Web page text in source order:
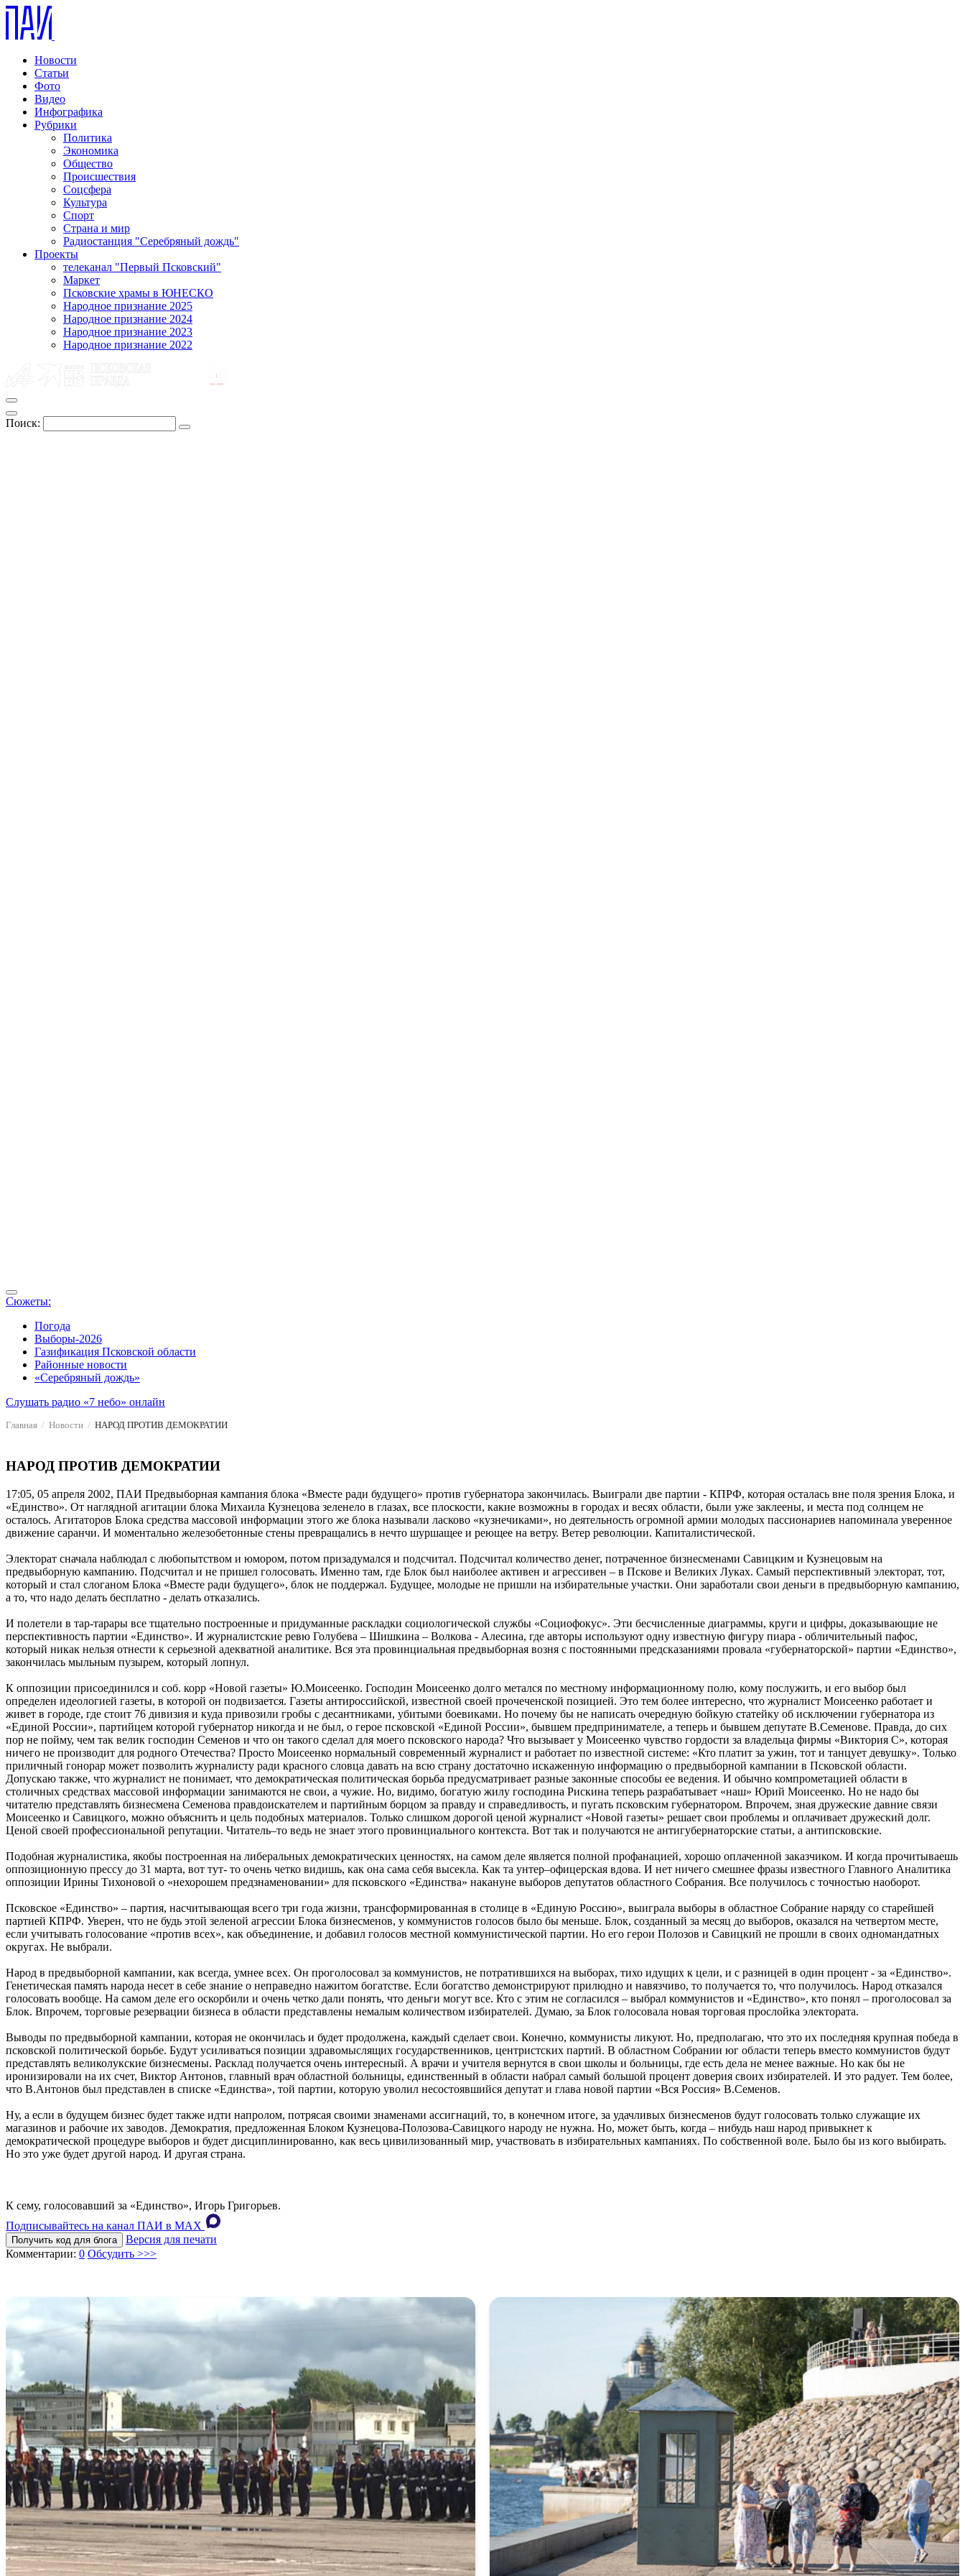
Новости
Статьи
Фото
Видео
Инфографика
Рубрики
Политика
Экономика
Общество
Происшествия
Соцсфера
Культура
Спорт
Страна и мир
Радиостанция "Серебряный дождь"
Проекты
телеканал "Первый Псковский"
Маркет
Псковские храмы в ЮНЕСКО
Народное признание 2025
Народное признание 2024
Народное признание 2023
Народное признание 2022
Поиск:
Сюжеты:
Погода
Выборы-2026
Газификация Псковской области
Районные новости
«Серебряный дождь»
Слушать радио «7 небо» онлайн
Главная Новости НАРОД ПРОТИВ ДЕМОКРАТИИ
НАРОД ПРОТИВ ДЕМОКРАТИИ
17:05, 05 апреля 2002, ПАИ Предвыборная кампания блока «Вместе ради будущего» против губернатора закончилась. Выиграли две партии - КПРФ, которая осталась вне поля зрения Блока, и
«Единство». От наглядной агитации блока Михаила Кузнецова зеленело в глазах, все плоскости, какие возможны в городах и весях области, были уже заклеены, и места под солнцем не
осталось. Агитаторов Блока средства массовой информации этого же блока называли ласково «кузнечиками», но деятельность огромной армии молодых пассионариев напоминала уверенное
движение саранчи. И моментально железобетонные стены превращались в нечто шуршащее и реющее на ветру. Ветер революции. Капиталистической.
Электорат сначала наблюдал с любопытством и юмором, потом призадумался и подсчитал. Подсчитал количество денег, потраченное бизнесменами Савицким и Кузнецовым на
предвыборную кампанию. Подсчитал и не пришел голосовать. Именно там, где Блок был наиболее активен и агрессивен – в Пскове и Великих Луках. Самый перспективный электорат, тот,
который и стал слоганом Блока «Вместе ради будущего», блок не поддержал. Будущее, молодые не пришли на избирательные участки. Они заработали свои деньги в предвыборную кампанию,
а то, что надо делать бесплатно - делать отказались.
И полетели в тар-тарары все тщательно построенные и придуманные раскладки социологической службы «Социофокус». Эти бесчисленные диаграммы, круги и цифры, доказывающие не
перспективность партии «Единство». И журналистские ревю Голубева – Шишкина – Волкова - Алесина, где авторы используют одну известную фигуру пиара - обличительный пафос,
который никак нельзя отнести к серьезной адекватной аналитике. Вся эта провинциальная предвыборная возня с постоянными предсказаниями провала «губернаторской» партии «Единство»,
закончилась мыльным пузырем, который лопнул.
К оппозиции присоединился и соб. корр «Новой газеты» Ю.Моисеенко. Господин Моисеенко долго метался по местному информационному полю, кому послужить, и его выбор был
определен идеологией газеты, в которой он подвизается. Газеты антироссийской, известной своей прочеченской позицией. Это тем более интересно, что журналист Моисеенко работает и
живет в городе, где стоит 76 дивизия и куда привозили гробы с десантниками, убитыми боевиками. Но почему бы не написать очередную бойкую статейку об исключении губернатора из
«Единой России», партийцем которой губернатор никогда и не был, о герое псковской «Единой России», бывшем предпринимателе, а теперь и бывшем депутате В.Семенове. Правда, до сих
пор не пойму, чем так велик господин Семенов и что он такого сделал для моего псковского народа? Что вызывает у Моисеенко чувство гордости за владельца фирмы «Виктория С», которая
ничего не производит для родного Отечества? Просто Моисеенко нормальный современный журналист и работает по известной системе: «Кто платит за ужин, тот и танцует девушку». Только
приличный гонорар может позволить журналисту ради красного словца давать на всю страну достаточно искаженную информацию о предвыборной кампании в Псковской области.
Допускаю также, что журналист не понимает, что демократическая политическая борьба предусматривает разные законные способы ее ведения. И обычно компрометацией области в
столичных средствах массовой информации занимаются не свои, а чужие. Но, видимо, богатую жилу господина Рискина теперь разрабатывает «наш» Юрий Моисеенко. Но не надо бы
читателю представлять бизнесмена Семенова правдоискателем и партийным борцом за правду и справедливость, и пугать псковским губернатором. Впрочем, зная дружеские давние связи
Моисеенко и Савицкого, можно объяснить и цель подобных материалов. Только слишком дорогой ценой журналист «Новой газеты» решает свои проблемы и оплачивает дружеский долг.
Ценой своей профессиональной репутации. Читатель–то ведь не знает этого провинциального контекста. Вот так и получаются не антигубернаторские статьи, а антипсковские.
Подобная журналистика, якобы построенная на либеральных демократических ценностях, на самом деле является полной профанацией, хорошо оплаченной заказчиком. И когда прочитываешь
оппозиционную прессу до 31 марта, вот тут- то очень четко видишь, как она сама себя высекла. Как та унтер–офицерская вдова. И нет ничего смешнее фразы известного Главного Аналитика
оппозиции Ирины Тихоновой о «нехорошем предзнаменовании» для псковского «Единства» накануне выборов депутатов областного Собрания. Все получилось с точностью наоборот.
Псковское «Единство» – партия, насчитывающая всего три года жизни, трансформированная в столице в «Единую Россию», выиграла выборы в областное Собрание наряду со старейшей
партией КПРФ. Уверен, что не будь этой зеленой агрессии Блока бизнесменов, у коммунистов голосов было бы меньше. Блок, созданный за месяц до выборов, оказался на четвертом месте,
если учитывать голосование «против всех», как объединение, и добавил голосов местной коммунистической партии. Но его герои Полозов и Савицкий не прошли в своих одномандатных
округах. Не выбрали.
Народ в предвыборной кампании, как всегда, умнее всех. Он проголосовал за коммунистов, не потратившихся на выборах, тихо идущих к цели, и с разницей в один процент - за «Единство».
Генетическая память народа несет в себе знание о неправедно нажитом богатстве. Если богатство демонстрируют прилюдно и навязчиво, то получается то, что получилось. Народ отказался
голосовать вообще. На самом деле его оскорбили и очень четко дали понять, что деньги могут все. Кто с этим не согласился – выбрал коммунистов и «Единство», кто понял – проголосовал за
Блок. Впрочем, торговые резервации бизнеса в области представлены немалым количеством избирателей. Думаю, за Блок голосовала новая торговая прослойка электората.
Выводы по предвыборной кампании, которая не окончилась и будет продолжена, каждый сделает свои. Конечно, коммунисты ликуют. Но, предполагаю, что это их последняя крупная победа в
псковской политической борьбе. Будут усиливаться позиции здравомыслящих государственников, центристских партий. В областном Собрании юг области теперь вместо коммунистов будут
представлять великолукские бизнесмены. Расклад получается очень интересный. А врачи и учителя вернутся в свои школы и больницы, где есть дела не менее важные. Но как бы не
иронизировали на их счет, Виктор Антонов, главный врач областной больницы, единственный в области набрал самый большой процент доверия своих избирателей. И это радует. Тем более,
что В.Антонов был представлен в списке «Единства», той партии, которую уволил несостоявшийся депутат и глава новой партии «Вся Россия» В.Семенов.
Ну, а если в будущем бизнес будет также идти напролом, потрясая своими знаменами ассигнаций, то, в конечном итоге, за удачливых бизнесменов будут голосовать только служащие их
магазинов и рабочие их заводов. Демократия, предложенная Блоком Кузнецова-Полозова-Савицкого народу не нужна. Но, может быть, когда – нибудь наш народ привыкнет к
демократической процедуре выборов и будет дисциплинированно, как весь цивилизованный мир, участвовать в избирательных кампаниях. По собственной воле. Было бы из кого выбирать.
Но это уже будет другой народ. И другая страна.
К сему, голосовавший за «Единство», Игорь Григорьев.
Подписывайтесь на канал ПАИ в MAХ
Получить код для блога
Версия для печати
Комментарии: 0 Обсудить >>>